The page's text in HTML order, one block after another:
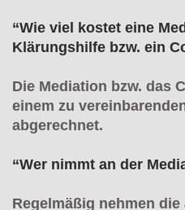
“Wie viel kostet eine
Klärungshilfe bzw. ein
Die Mediation bzw. das
einem zu
abgerechnet.
“Wer nimmt an der
Regelmäßig nehmen